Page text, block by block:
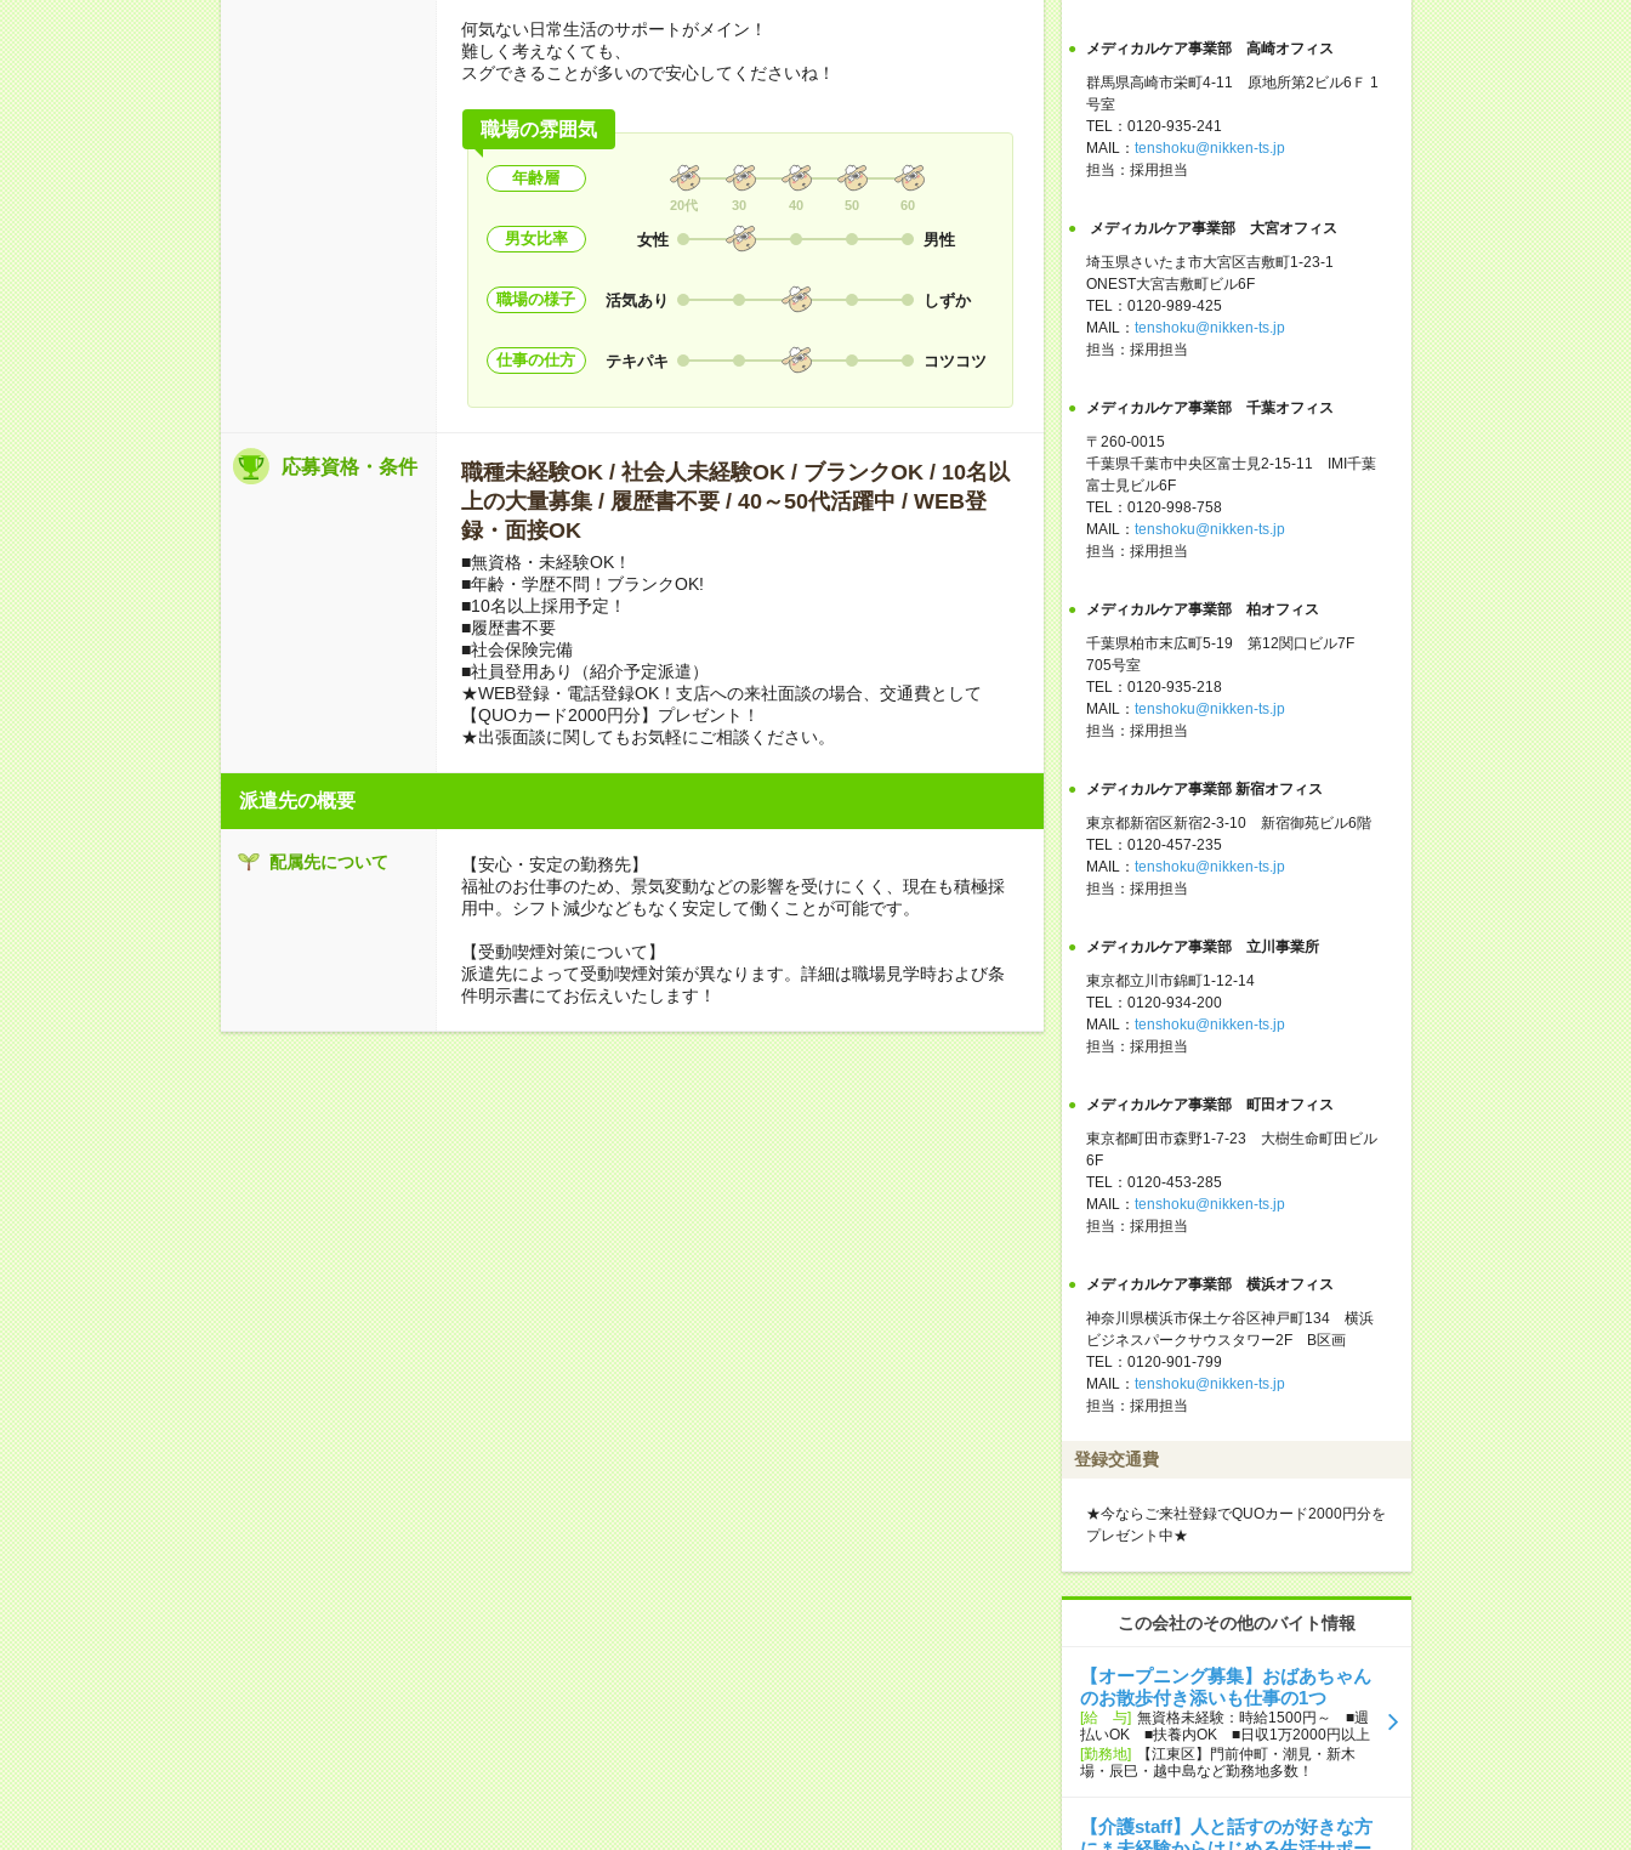
何気ない日常生活のサポートがメイン！
難しく考えなくても、
スグできることが多いので安心してくださいね！
職場の雰囲気
年齢層
20代 30 40 50 60
男女比率 女性 男性
職場の様子 活気あり しずか
仕事の仕方 テキパキ コツコツ
応募資格・条件
職種未経験OK / 社会人未経験OK / ブランクOK / 10名以
上の大量募集 / 履歴書不要 / 40～50代活躍中 / WEB登
録・面接OK
■無資格・未経験OK！
■年齢・学歴不問！ブランクOK!
■10名以上採用予定！
■履歴書不要
■社会保険完備
■社員登用あり（紹介予定派遣）
★WEB登録・電話登録OK！支店への来社面談の場合、交通費として
【QUOカード2000円分】プレゼント！
★出張面談に関してもお気軽にご相談ください。
派遣先の概要
配属先について
【安心・安定の勤務先】
福祉のお仕事のため、景気変動などの影響を受けにくく、現在も積極採
用中。シフト減少などもなく安定して働くことが可能です。
【受動喫煙対策について】
派遣先によって受動喫煙対策が異なります。詳細は職場見学時および条
件明示書にてお伝えいたします！
メディカルケア事業部 高崎オフィス
群馬県高崎市栄町4-11 原地所第2ビル6Ｆ 1
号室
TEL：0120-935-241
MAIL： tenshoku@nikken-ts.jp
担当：採用担当
メディカルケア事業部 大宮オフィス
埼玉県さいたま市大宮区吉敷町1-23-1
ONEST大宮吉敷町ビル6F
TEL：0120-989-425
MAIL： tenshoku@nikken-ts.jp
担当：採用担当
メディカルケア事業部 千葉オフィス
〒260-0015
千葉県千葉市中央区富士見2-15-11 IMI千葉
富士見ビル6F
TEL：0120-998-758
MAIL： tenshoku@nikken-ts.jp
担当：採用担当
メディカルケア事業部 柏オフィス
千葉県柏市末広町5-19 第12関口ビル7F
705号室
TEL：0120-935-218
MAIL： tenshoku@nikken-ts.jp
担当：採用担当
メディカルケア事業部 新宿オフィス
東京都新宿区新宿2-3-10 新宿御苑ビル6階
TEL：0120-457-235
MAIL： tenshoku@nikken-ts.jp
担当：採用担当
メディカルケア事業部 立川事業所
東京都立川市錦町1-12-14
TEL：0120-934-200
MAIL： tenshoku@nikken-ts.jp
担当：採用担当
メディカルケア事業部 町田オフィス
東京都町田市森野1-7-23 大樹生命町田ビル
6F
TEL：0120-453-285
MAIL： tenshoku@nikken-ts.jp
担当：採用担当
メディカルケア事業部 横浜オフィス
神奈川県横浜市保土ケ谷区神戸町134 横浜
ビジネスパークサウスタワー2F B区画
TEL：0120-901-799
MAIL： tenshoku@nikken-ts.jp
担当：採用担当
登録交通費
★今ならご来社登録でQUOカード2000円分を
プレゼント中★
この会社のその他のバイト情報
【オープニング募集】おばあちゃん
のお散歩付き添いも仕事の1つ
[給 与] 無資格未経験：時給1500円～ ■週
払いOK ■扶養内OK ■日収1万2000円以上
[勤務地]
【江東区】門前仲町・潮見・新木
場・辰巳・越中島など勤務地多数！
【介護staff】人と話すのが好きな方